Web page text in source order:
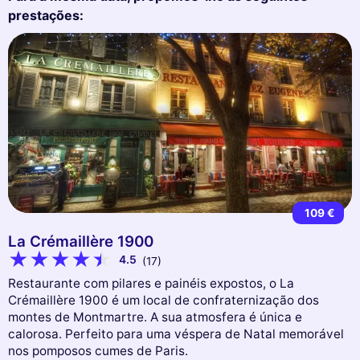
prestações:
109 €
La Crémaillère 1900
4.5 (17)
Restaurante com pilares e painéis expostos, o La
Crémaillère 1900 é um local de confraternização dos
montes de Montmartre. A sua atmosfera é única e
calorosa. Perfeito para uma véspera de Natal memorável
nos pomposos cumes de Paris.